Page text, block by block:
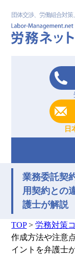
団体交渉、労働組合対
日
業務委託契
用契約との
護士が解説
TOP>労務対策
作成方法や注意
イントを弁護士